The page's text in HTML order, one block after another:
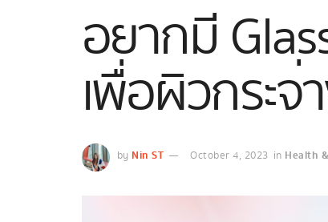
อยากมี
เพื่อผิวกระจ่
by Nin ST October 4, 2023 in Health